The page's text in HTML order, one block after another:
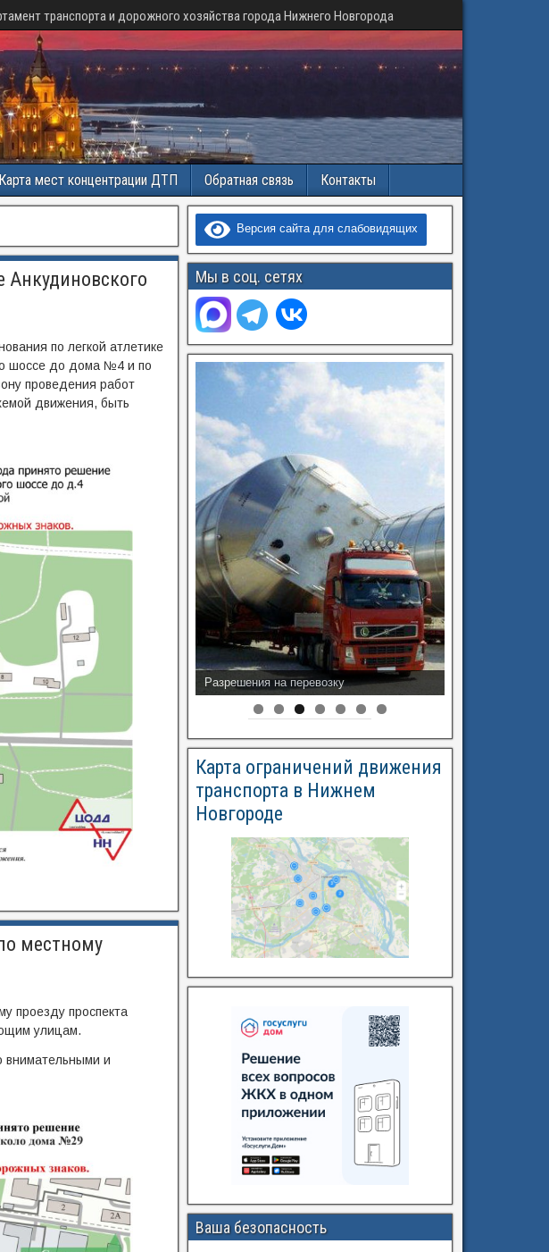
транспорта и дорожного хозяйства города Нижнего Новгорода
Карта мест концентрации ДТП Обратная связь Контакты
Анкудиновского
по легкой атлетике
шоссе до дома №4 и по
проведения работ
движения, быть
местному
проезду проспекта
улицам.
внимательными и
Версия сайта для слабовидящих
Мы в соц. сетях
Разрешения на перевозку
Карта ограничений движения
транспорта в Нижнем
Новгороде
Ваша безопасность